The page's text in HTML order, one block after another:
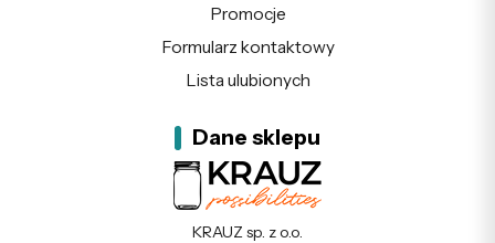
Promocje
Formularz kontaktowy
Lista ulubionych
Dane sklepu
KRAUZ sp. z o.o.